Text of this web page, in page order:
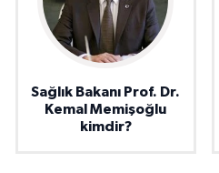
Sağlık Bakanı Prof. Dr.
Kemal Memişoğlu
kimdir?